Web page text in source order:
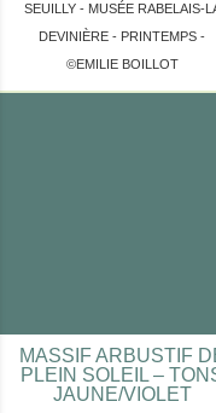
SEUILLY - MUSÉE RABELAIS-
DEVINIÈRE - PRINTEMPS -
©EMILIE BOILLOT
MASSIF ARBUSTIF
PLEIN SOLEIL –
JAUNE/VIOLET